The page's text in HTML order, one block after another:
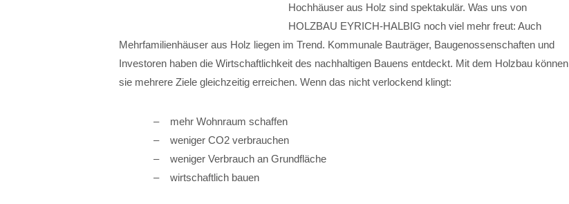
Hochhäuser aus Holz sind spektakulär. Was uns von
HOLZBAU EYRICH-HALBIG noch viel mehr freut: Auch
Mehrfamilienhäuser aus Holz liegen im Trend. Kommunale Bauträger, Baugenossenschaften und
Investoren haben die Wirtschaftlichkeit des nachhaltigen Bauens entdeckt. Mit dem Holzbau können
sie mehrere Ziele gleichzeitig erreichen. Wenn das nicht verlockend klingt:
mehr Wohnraum schaffen
weniger CO2 verbrauchen
weniger Verbrauch an Grundfläche
wirtschaftlich bauen